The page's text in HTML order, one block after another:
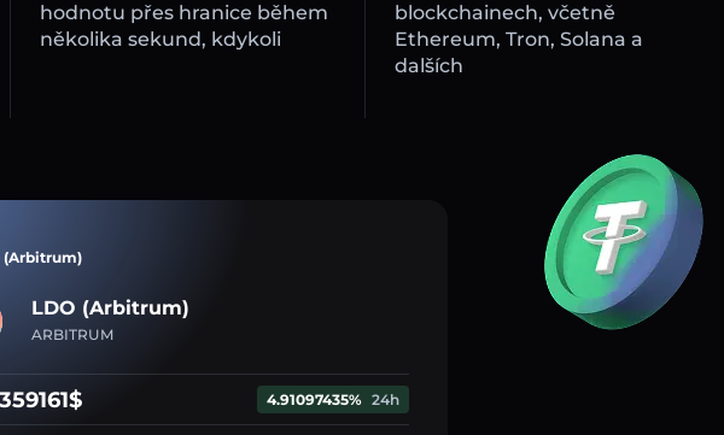
hodnotu přes hranice během
několika sekund, kdykoli
blockchainech, včetně
Ethereum, Tron, Solana a
dalších
(Arbitrum)
LDO (Arbitrum)
ARBITRUM
4.91097435% 24h